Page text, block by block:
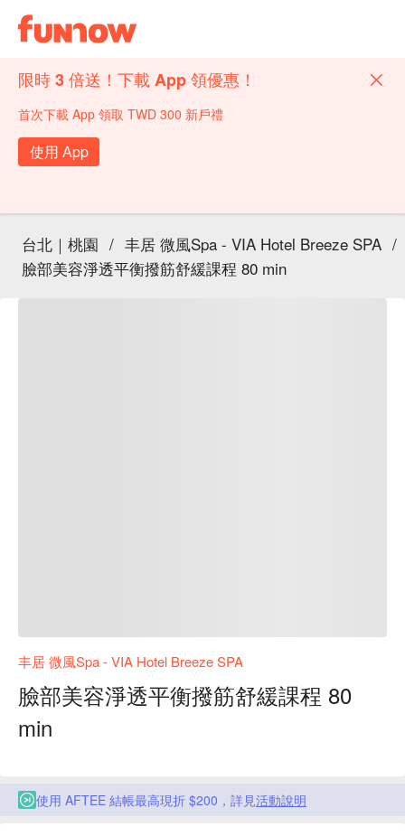
限時 3 倍送！下載 App 領優惠！
首次下載 App 領取 TWD 300 新戶禮
使用 App
台北｜桃園 / 丰居 微風Spa - VIA Hotel Breeze SPA /
臉部美容淨透平衡撥筋舒緩課程 80 min
丰居 微風Spa - VIA Hotel Breeze SPA
臉部美容淨透平衡撥筋舒緩課程 80
min
使用 AFTEE 結帳最高現折 $200，詳見活動說明